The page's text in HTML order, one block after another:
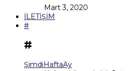
Mart 3, 2020
İLETİŞİM
#
#
ŞimdiHaftaAy